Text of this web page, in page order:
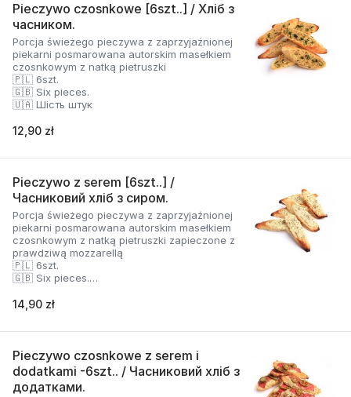
Pieczywo czosnkowe [6szt..] / Хліб з
часником.
Porcja świeżego pieczywa z zaprzyjaźnionej
piekarni posmarowana autorskim masełkiem
czosnkowym z natką pietruszki
🇵🇱 6szt.
🇬🇧 Six pieces.
🇺🇦 Шість штук
12,90 zł
Pieczywo z serem [6szt..] /
Часниковий хліб з сиром.
Porcja świeżego pieczywa z zaprzyjaźnionej
piekarni posmarowana autorskim masełkiem
czosnkowym z natką pietruszki zapieczone z
prawdziwą mozzarellą
🇵🇱 6szt.
🇬🇧 Six pieces.
14,90 zł
Pieczywo czosnkowe z serem i
dodatkami -6szt.. / Часниковий хліб з
додатками.